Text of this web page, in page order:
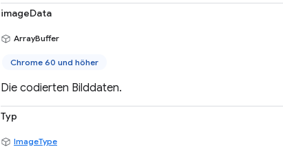
imageData
ArrayBuffer
Chrome 60 und höher
Die codierten Bilddaten.
Typ
ImageType